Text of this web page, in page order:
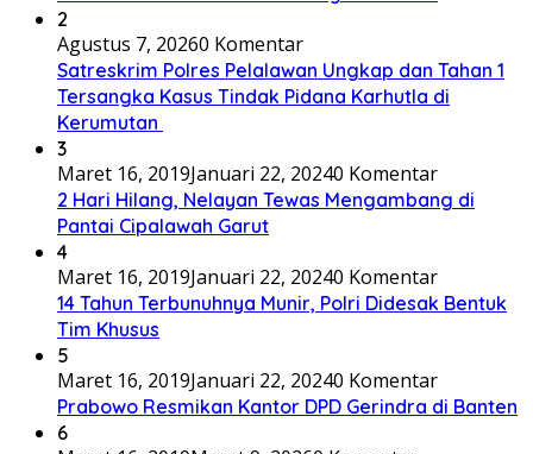
2
Agustus 7, 20260 Komentar
Satreskrim Polres Pelalawan Ungkap dan Tahan 1
Tersangka Kasus Tindak Pidana Karhutla di
Kerumutan
3
Maret 16, 2019Januari 22, 20240 Komentar
2 Hari Hilang, Nelayan Tewas Mengambang di
Pantai Cipalawah Garut
4
Maret 16, 2019Januari 22, 20240 Komentar
14 Tahun Terbunuhnya Munir, Polri Didesak Bentuk
Tim Khusus
5
Maret 16, 2019Januari 22, 20240 Komentar
Prabowo Resmikan Kantor DPD Gerindra di Banten
6